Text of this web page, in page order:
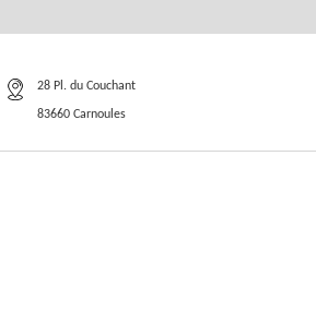
28 Pl. du Couchant
83660 Carnoules